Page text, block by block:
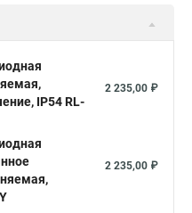
IP54 RL-
2 235,00 ₽
2 235,00 ₽